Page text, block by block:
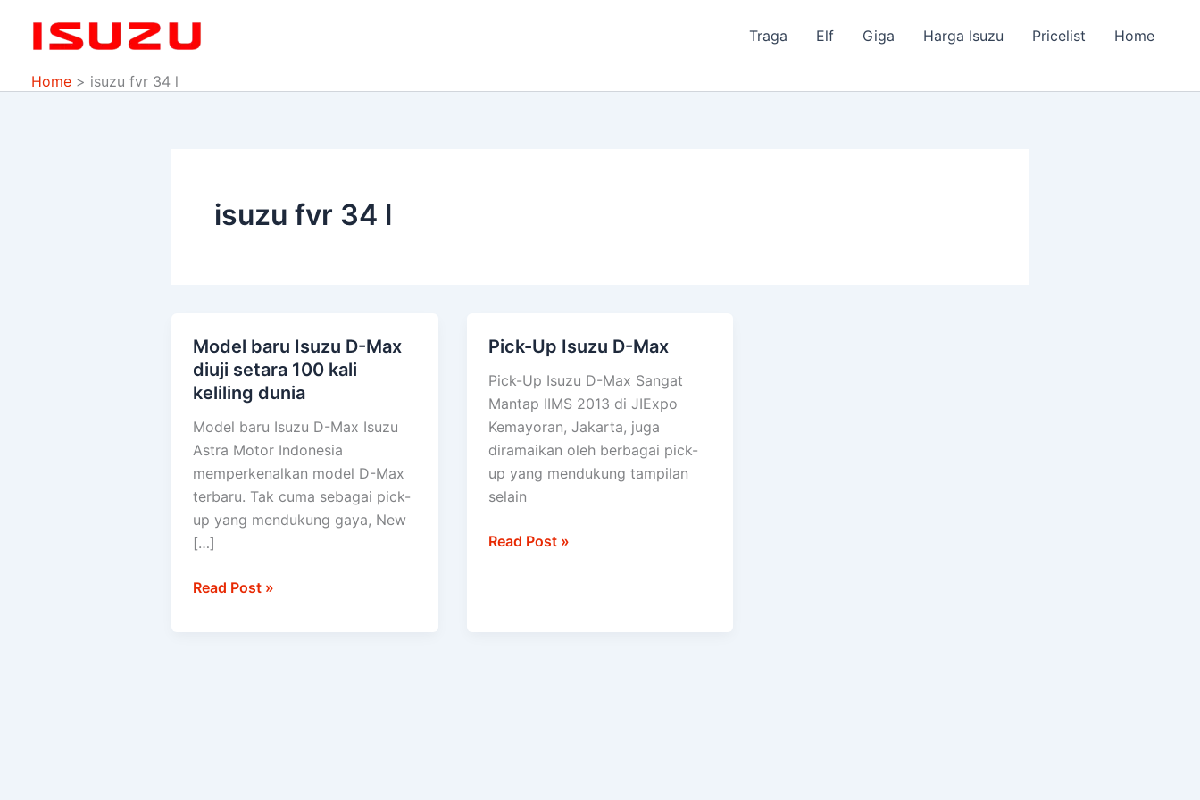
Traga Elf Giga Harga Isuzu Pricelist Home
Home isuzu fvr 34 l
isuzu fvr 34 l
Model baru Isuzu D-Max
diuji setara 100 kali
keliling dunia
Model baru Isuzu D-Max Isuzu
Astra Motor Indonesia
memperkenalkan model D-Max
terbaru. Tak cuma sebagai pick-
up yang mendukung gaya, New
[…]
Model
baru
Isuzu
setara
kali
keliling
dunia
Read Post »
Pick-Up Isuzu D-Max
Pick-Up Isuzu D-Max Sangat
Mantap IIMS 2013 di JIExpo
Kemayoran, Jakarta, juga
diramaikan oleh berbagai pick-
up yang mendukung tampilan
selain
Pick-
Read Post »